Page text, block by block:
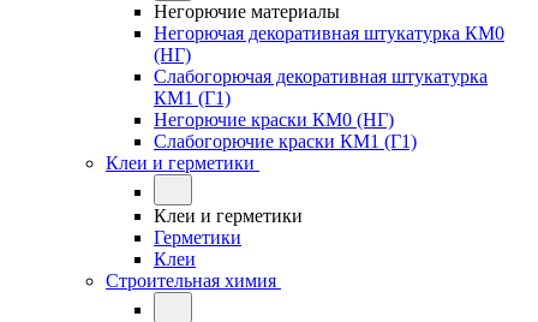
Негорючие материалы
Негорючая декоративная штукатурка КМ0
(НГ)
Слабогорючая декоративная штукатурка
КМ1 (Г1)
Негорючие краски КМ0 (НГ)
Слабогорючие краски КМ1 (Г1)
Клеи и герметики
Клеи и герметики
Герметики
Клеи
Строительная химия